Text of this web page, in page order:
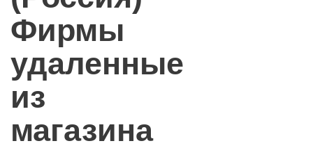
Фирмы
удаленные
из
магазина